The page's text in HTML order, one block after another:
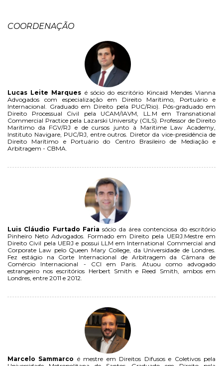
COORDENAÇÃO
Lucas Leite Marques é sócio do escritório Kincaid Mendes Vianna
Advogados com especialização em Direito Marítimo, Portuário e
Internacional. Graduado em Direito pela PUC/Rio). Pós-graduado em
Direito Processual Civil pela UCAM/IAVM, LL.M em Transnational
Commercial Practice pela Lazarski University (CILS). Professor de Direito
Marítimo da FGV/RJ e de cursos junto à Maritime Law Academy,
Instituto Navigare, PUC/RJ, entre outros. Diretor da vice-presidência de
Direito Marítimo e Portuário do Centro Brasileiro de Mediação e
Arbitragem - CBMA.
Luis Cláudio Furtado Faria sócio da área contenciosa do escritório
Pinheiro Neto Advogados. Formado em Direito pela UERJ.Mestre em
Direito Civil pela UERJ e possui LLM em International Commercial and
Corporate Law pelo Queen Mary College, da Universidade de Londres.
Fez estágio na Corte Internacional de Arbitragem da Câmara de
Comércio Internacional - CCI em Paris. Atuou como advogado
estrangeiro nos escritórios Herbert Smith e Reed Smith, ambos em
Londres, entre 2011 e 2012.
Marcelo Sammarco é mestre em Direitos Difusos e Coletivos pela